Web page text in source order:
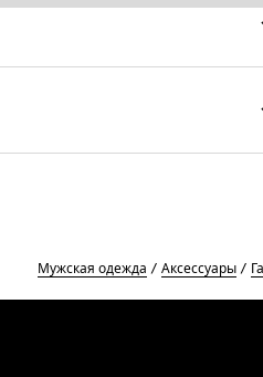
Мужская одежда Аксессуары